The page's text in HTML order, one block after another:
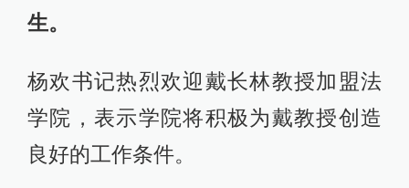
生。
杨欢书记热烈欢迎戴长林教授加盟法
学院，表示学院将积极为戴教授创造
良好的工作条件。